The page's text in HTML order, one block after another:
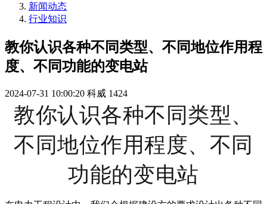
新闻动态
行业知识
教你认识各种不同类型、不同地位作用程
度、不同功能的变电站
2024-07-31 10:00:20 科威 1424
教你认识各种不同类型、
不同地位作用程度、不同
功能的变电站